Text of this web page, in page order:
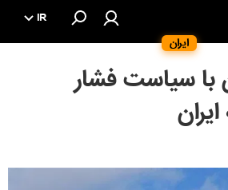
ایران
IR
با سیاست فشار